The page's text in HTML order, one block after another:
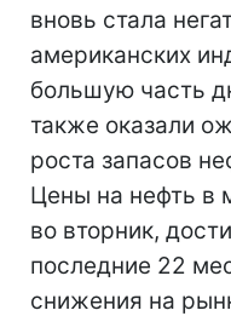
вновь стала
американских
большую часть
также оказали
роста запасов
Цены на нефть в
во вторник,
последние 22
снижения на